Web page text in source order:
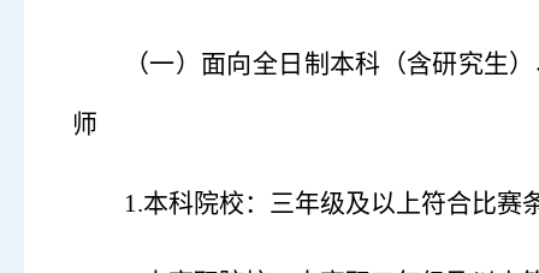
（一） 面向全日制本科（含研究生
师
1.本科院校：三年级及以上符合比赛